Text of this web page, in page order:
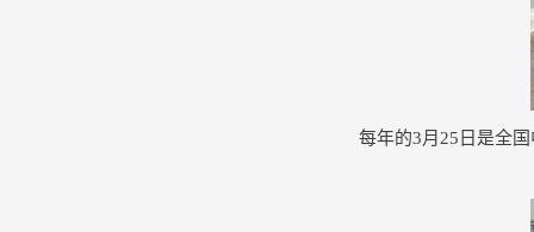
每年的3月25日是全国